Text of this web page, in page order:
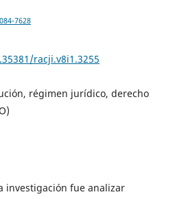
7628
racji.v8i1.3255
régimen jurídico, derecho
investigación fue analizar